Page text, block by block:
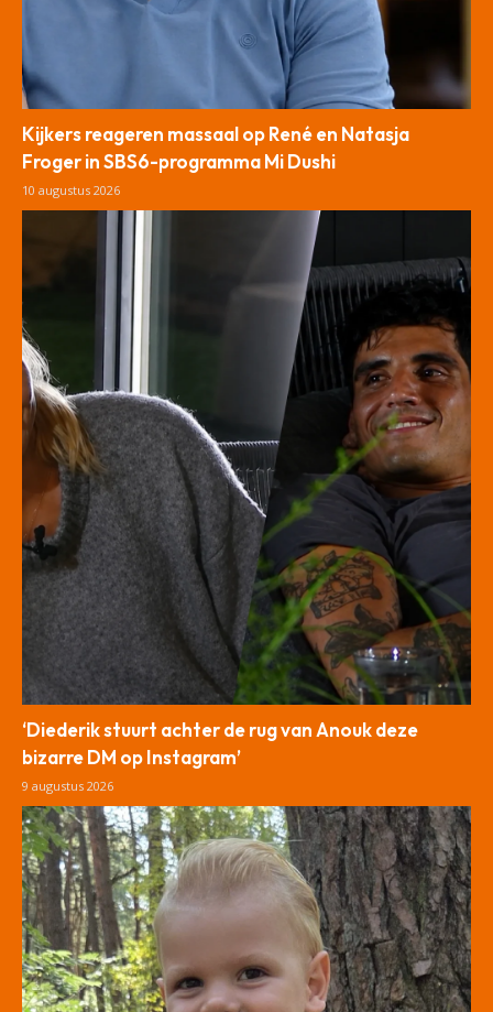
Kijkers reageren massaal op René en Natasja
Froger in SBS6-programma Mi Dushi
10 augustus 2026
‘Diederik stuurt achter de rug van Anouk deze
bizarre DM op Instagram’
9 augustus 2026